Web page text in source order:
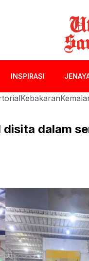
INSPIRASI
Kebakaran
dalam